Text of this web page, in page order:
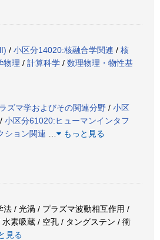
/ 小区分14020:核融合学関連 / 核
物理 / 計算科学 / 数理物理・物性基
ズマ学およびその関連分野 / 小区
/ 小区分61020:ヒューマンインタフ
ション関連
もっと見る
法 / 光渦 / プラズマ波動相互作用 /
素吸蔵 / 空孔 / タングステン / 衝
見る